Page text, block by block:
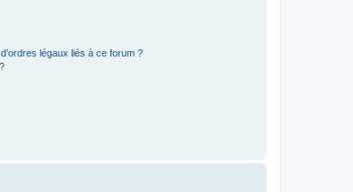
légaux liés à ce forum ?